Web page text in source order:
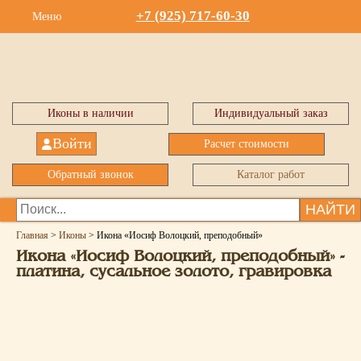
Меню +7 (925) 717-60-30
Иконы в наличии Индивидуальный заказ
Войти Расчет стоимости
Обратный звонок Каталог работ
НАЙТИ
Главная > Иконы > Икона «Иосиф Волоцкий, преподобный»
Икона «Иосиф Волоцкий, преподобный» -
платина, сусальное золото, гравировка